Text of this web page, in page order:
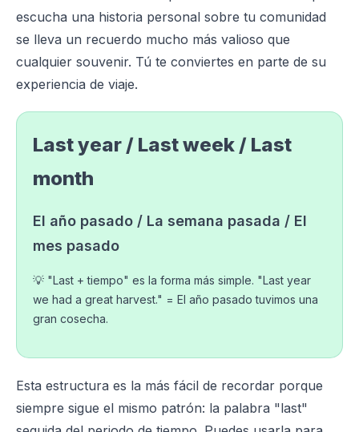
escucha una historia personal sobre tu comunidad
se lleva un recuerdo mucho más valioso que
cualquier souvenir. Tú te conviertes en parte de su
experiencia de viaje.
Last year / Last week / Last
month
El año pasado / La semana pasada / El
mes pasado
💡 "Last + tiempo" es la forma más simple. "Last year
we had a great harvest." = El año pasado tuvimos una
gran cosecha.
Esta estructura es la más fácil de recordar porque
siempre sigue el mismo patrón: la palabra "last"